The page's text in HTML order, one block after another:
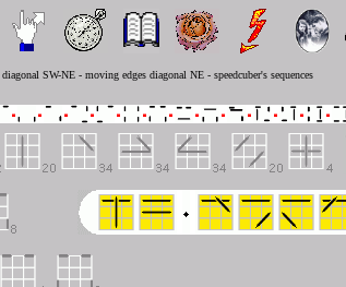
SW-NE - moving edges diagonal NE - speedcuber's sequences